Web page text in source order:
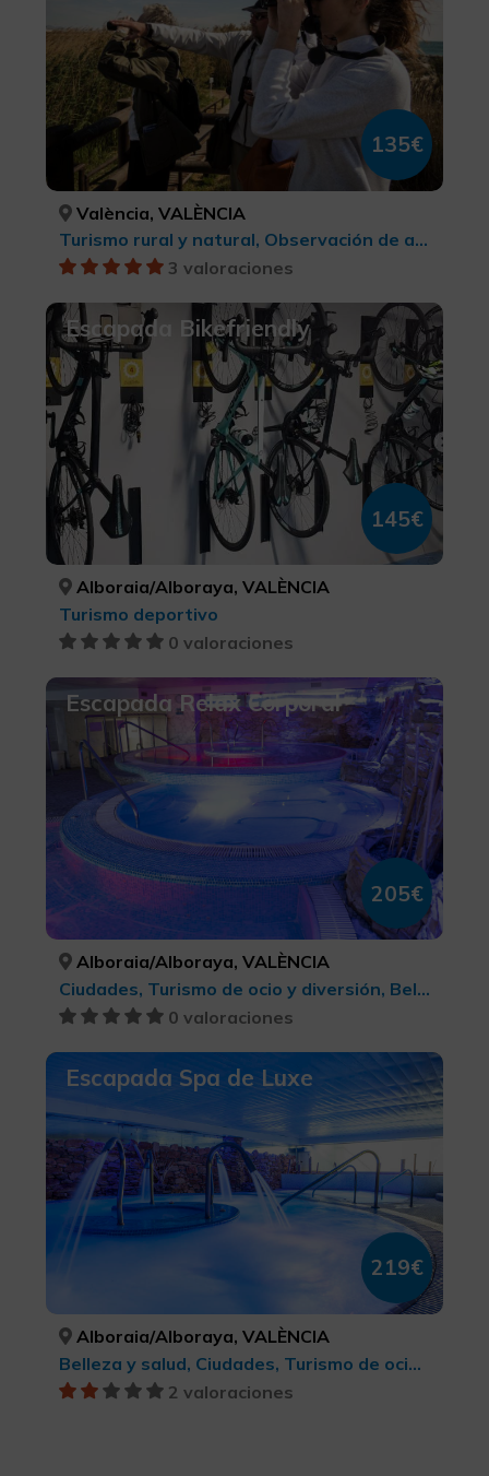
135€
València, VALÈNCIA
Turismo rural y natural, Observación de aves
3 valoraciones
Escapada Bikefriendly
145€
Alboraia/Alboraya, VALÈNCIA
Turismo deportivo
0 valoraciones
Escapada Relax Corporal
205€
Alboraia/Alboraya, VALÈNCIA
Ciudades, Turismo de ocio y diversión, Belleza y salud
0 valoraciones
Escapada Spa de Luxe
219€
Alboraia/Alboraya, VALÈNCIA
Belleza y salud, Ciudades, Turismo de ocio y diversión
2 valoraciones